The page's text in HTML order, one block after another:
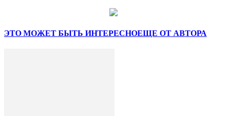
ЭТО МОЖЕТ БЫТЬ ИНТЕРЕСНОЕЩЕ ОТ АВТОРА